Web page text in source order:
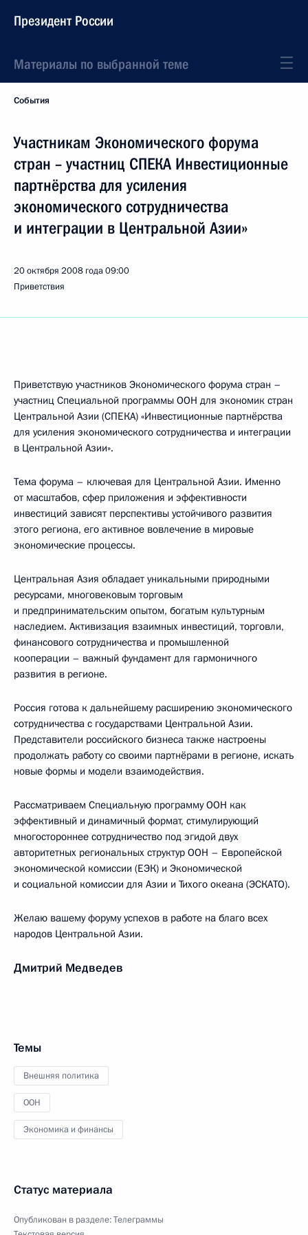
Президент России
Материалы по выбранной теме
События
Участникам Экономического форума
стран – участниц СПЕКА Инвестиционные
партнёрства для усиления
экономического сотрудничества
и интеграции в Центральной Азии»
20 октября 2008 года09:00
Приветствия
Приветствую участников Экономического форума стран –
участниц Специальной программы ООН для экономик стран
Центральной Азии (СПЕКА) «Инвестиционные партнёрства
для усиления экономического сотрудничества и интеграции
в Центральной Азии».
Тема форума – ключевая для Центральной Азии. Именно
от масштабов, сфер приложения и эффективности
инвестиций зависят перспективы устойчивого развития
этого региона, его активное вовлечение в мировые
экономические процессы.
Центральная Азия обладает уникальными природными
ресурсами, многовековым торговым
и предпринимательским опытом, богатым культурным
наследием. Активизация взаимных инвестиций, торговли,
финансового сотрудничества и промышленной
кооперации – важный фундамент для гармоничного
развития в регионе.
Россия готова к дальнейшему расширению экономического
сотрудничества с государствами Центральной Азии.
Представители российского бизнеса также настроены
продолжать работу со своими партнёрами в регионе, искать
новые формы и модели взаимодействия.
Рассматриваем Специальную программу ООН как
эффективный и динамичный формат, стимулирующий
многостороннее сотрудничество под эгидой двух
авторитетных региональных структур ООН – Европейской
экономической комиссии (ЕЭК) и Экономической
и социальной комиссии для Азии и Тихого океана (ЭСКАТО).
Желаю вашему форуму успехов в работе на благо всех
народов Центральной Азии.
Дмитрий Медведев
Темы
Внешняя политика
ООН
Экономика и финансы
Статус материала
Опубликован в разделе:Телеграммы